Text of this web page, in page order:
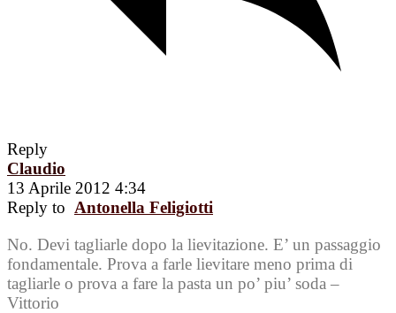
Reply
Claudio
13 Aprile 2012 4:34
Reply to Antonella Feligiotti
No. Devi tagliarle dopo la lievitazione. E’ un passaggio
fondamentale. Prova a farle lievitare meno prima di
tagliarle o prova a fare la pasta un po’ piu’ soda –
Vittorio